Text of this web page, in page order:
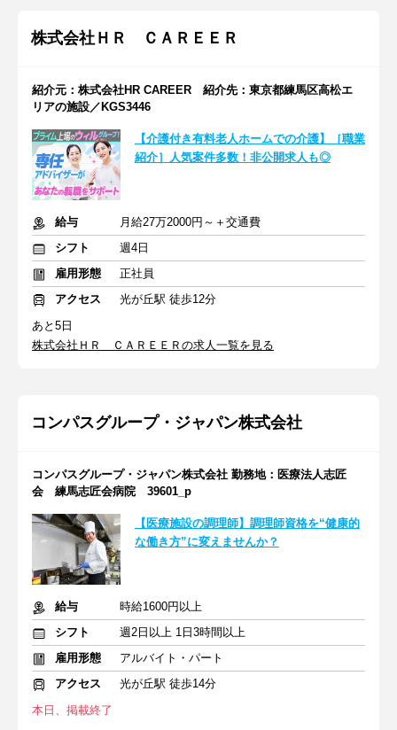
株式会社ＨＲ ＣＡＲＥＥＲ
紹介元：株式会社HR CAREER 紹介先：東京都練馬区高松エ
リアの施設／KGS3446
【介護付き有料老人ホームでの介護】［職業
紹介］人気案件多数！非公開求人も◎
給与
月給27万2000円～＋交通費
シフト
週4日
雇用形態
正社員
アクセス
光が丘駅 徒歩12分
あと5日
株式会社ＨＲ ＣＡＲＥＥＲの求人一覧を見る
コンパスグループ・ジャパン株式会社
コンパスグループ・ジャパン株式会社 勤務地：医療法人志匠
会 練馬志匠会病院 39601_p
【医療施設の調理師】調理師資格を“健康的
な働き方”に変えませんか？
給与
時給1600円以上
シフト
週2日以上 1日3時間以上
雇用形態
アルバイト・パート
アクセス
光が丘駅 徒歩14分
本日、掲載終了